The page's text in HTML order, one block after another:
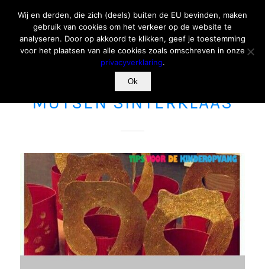
,SINTERKLAAS
MUTSEN SINTERKLAAS
Wij en derden, die zich (deels) buiten de EU bevinden, maken
gebruik van cookies om het verkeer op de website te
analyseren. Door op akkoord te klikken, geef je toestemming
voor het plaatsen van alle cookies zoals omschreven in onze
privacyverklaring.
Ok